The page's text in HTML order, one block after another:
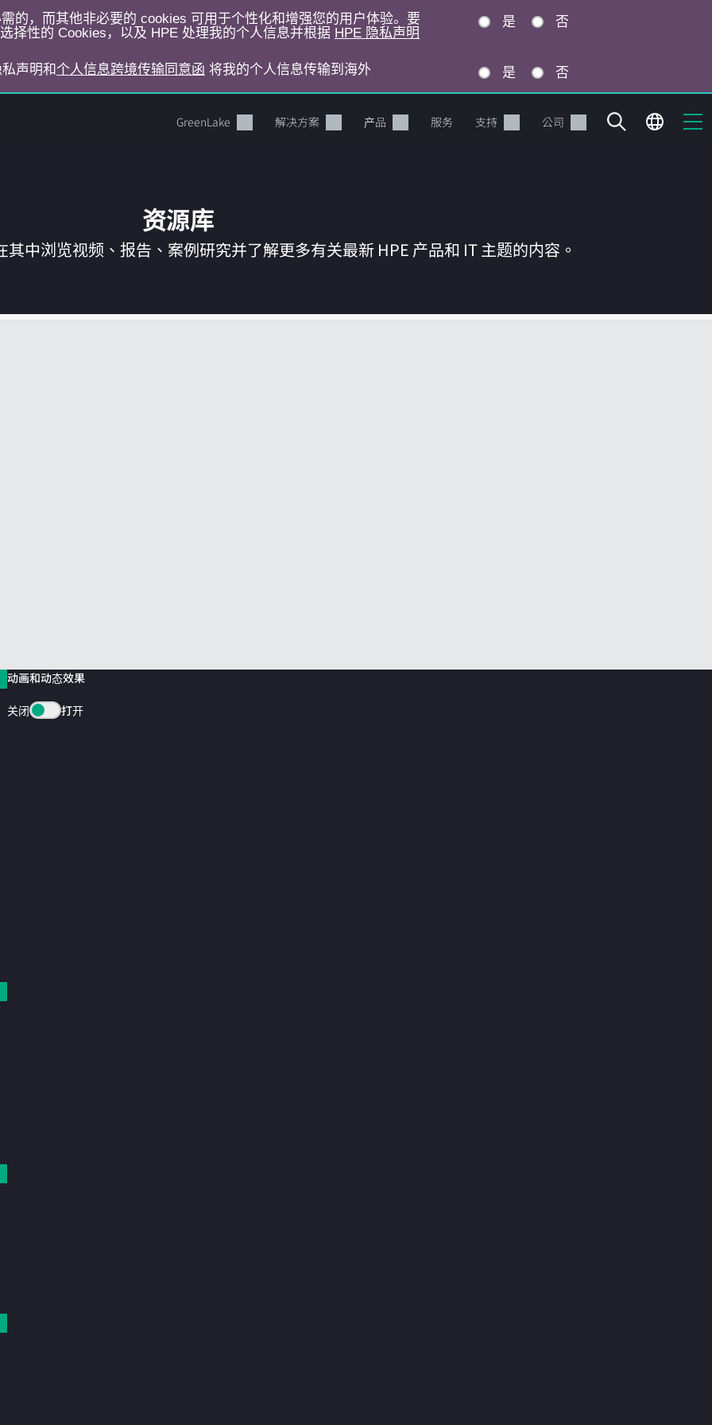
的，而其他非必要的 cookies 可用于个性化和增强您的用户体验。要
择性的 Cookies，以及 HPE 处理我的个人信息并根据 HPE 隐私声明
是 否
声明和 个人信息跨境传输同意函 将我的个人信息传输到海外 是 否
GreenLake 解决方案 产品 服务 支持 公司
您的购物车目前是空的
资源库
中浏览视频、报告、案例研究并了解更多有关最新 HPE 产品和 IT 主题的内容。
动画和动态效果
关闭 打开